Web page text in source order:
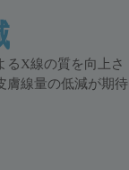
るX線の質を向上さ
膚線量の低減が期待